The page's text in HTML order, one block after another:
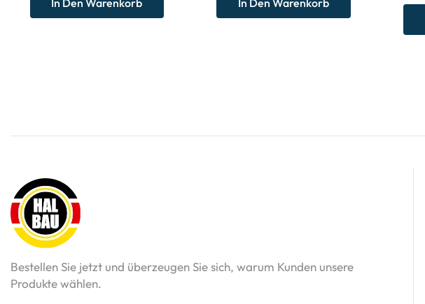
Bestellen Sie jetzt und überzeugen Sie sich, warum Kunden unsere
Produkte wählen.